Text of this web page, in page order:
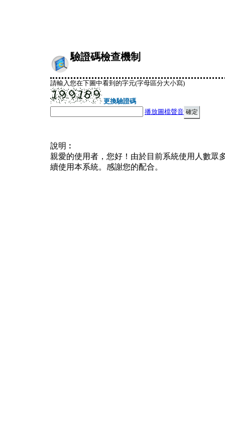
驗證碼檢查機制
請輸入您在下圖中看到的字元(字母區分大小寫)
更換驗證碼
播放圖檔聲音
說明︰
親愛的使用者，您好！由於目前系統使用人數眾
續使用本系統。感謝您的配合。